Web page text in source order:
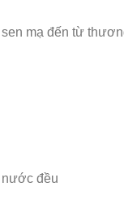
mạ đến từ
có độ bền
nước đều